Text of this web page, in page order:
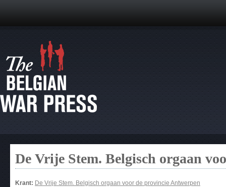
De Vrije Stem. Belgisch orgaan
Krant: De Vrije Stem. Belgisch orgaan voor de provincie Antwerpen